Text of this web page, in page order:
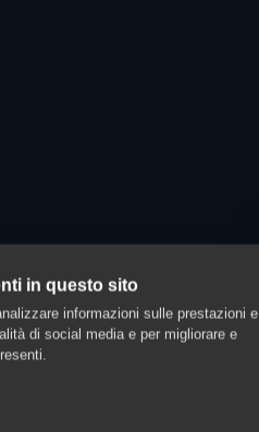
in questo sito
informazioni sulle prestazioni e
di social media e per migliorare e